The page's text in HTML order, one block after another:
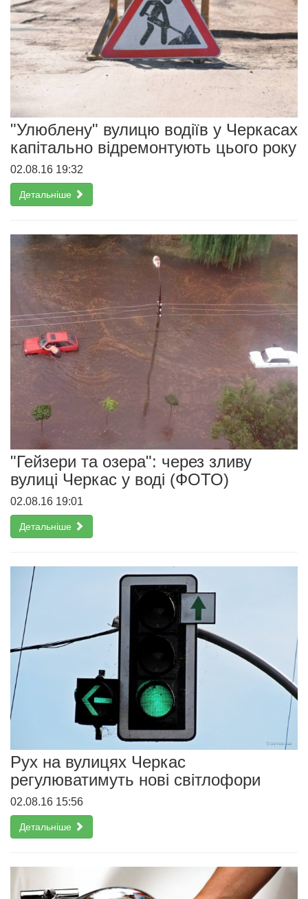
"Улюблену" вулицю водіїв у Черкасах
капітально відремонтують цього року
02.08.16 19:32
Детальніше
"Гейзери та озера": через зливу
вулиці Черкас у воді (ФОТО)
02.08.16 19:01
Детальніше
Рух на вулицях Черкас
регулюватимуть нові світлофори
02.08.16 15:56
Детальніше